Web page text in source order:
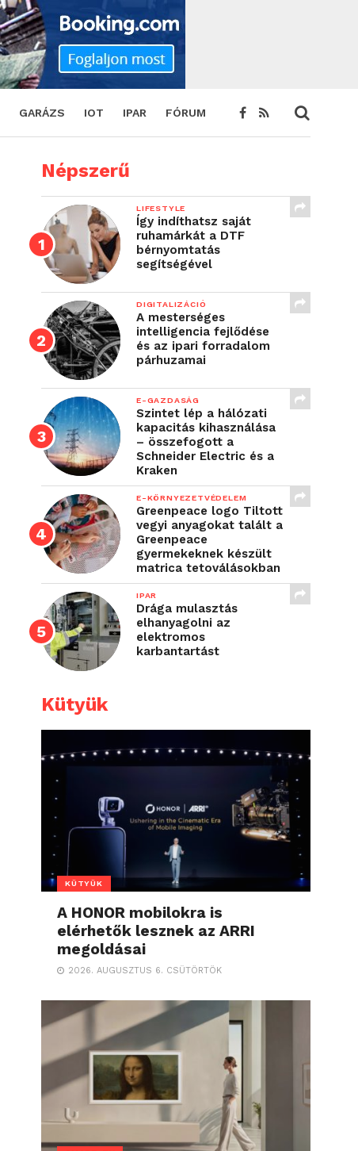
GARÁZS IOT IPAR FÓRUM
Népszerű
LIFESTYLE
Így indíthatsz saját
ruhamárkát a DTF
bérnyomtatás
segítségével
DIGITALIZÁCIÓ
A mesterséges
intelligencia fejlődése
és az ipari forradalom
párhuzamai
E-GAZDASÁG
Szintet lép a hálózati
kapacitás kihasználása
– összefogott a
Schneider Electric és a
Kraken
E-KÖRNYEZETVÉDELEM
Greenpeace logo Tiltott
vegyi anyagokat talált a
Greenpeace
gyermekeknek készült
matrica tetoválásokban
IPAR
Drága mulasztás
elhanyagolni az
elektromos
karbantartást
Kütyük
KÜTYÜK
A HONOR mobilokra is
elérhetők lesznek az ARRI
megoldásai
2026. AUGUSZTUS 6. CSÜTÖRTÖK